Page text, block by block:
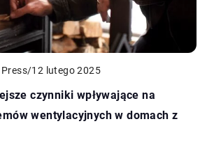
/12 lutego 2025
czynniki wpływające na
wentylacyjnych w domach z